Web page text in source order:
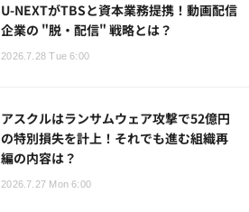
U-NEXTがTBSと資本業務提携！動画配信
企業の "脱・配信" 戦略とは？
2026.7.28 Tue 6:00
アスクルはランサムウェア攻撃で52億円
の特別損失を計上！それでも進む組織再
編の内容は？
2026.7.27 Mon 6:00